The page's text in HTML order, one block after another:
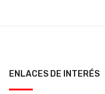
ENLACES DE INTERÉS